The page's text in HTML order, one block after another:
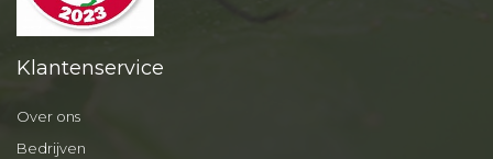
Klantenservice
Over ons
Bedrijven